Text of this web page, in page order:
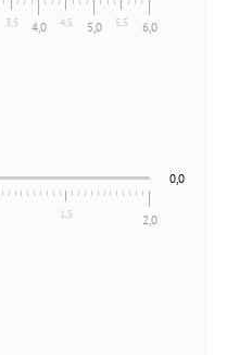
3,5 4,0 4,5 5,0 5,5 6,0
1,5 2,0
0,0